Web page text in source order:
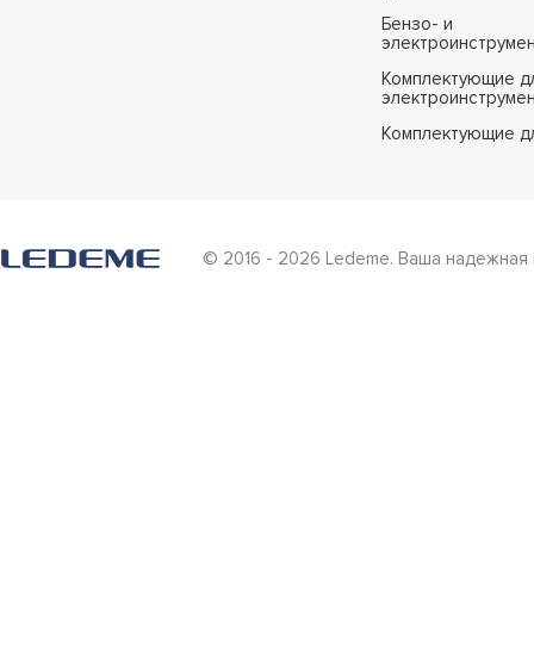
Бензо- и
Комплектующие
Комплектующие
© 2016 - 2026 Ledeme. Ваша